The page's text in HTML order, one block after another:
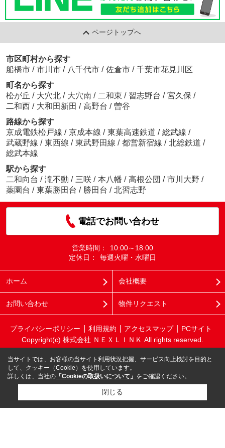
ページトップへ
市区町村から探す
船橋市 / 市川市 / 八千代市 / 佐倉市 / 千葉市花見川区
町名から探す
松が丘 / 大穴北 / 大穴南 / 二和東 / 習志野台 / 宮久保 /
二和西 / 大和田新田 / 高野台 / 曽谷
路線から探す
京成電鉄松戸線 / 京成本線 / 東葉高速鉄道 / 総武線 /
武蔵野線 / 東西線 / 東武野田線 / 都営新宿線 / 北総鉄道 /
総武本線
駅から探す
二和向台 / 滝不動 / 三咲 / 本八幡 / 高根公団 / 市川大野 /
薬園台 / 東葉勝田台 / 勝田台 / 北習志野
電話でお問い合わせ
営業時間：
10:00～18:00
定休日：
毎週火曜・水曜日
ホーム 会社概要
お問い合わせ 物件リクエスト
プライバシーポリシー 利用規約 アクセスマップ
PCサイト
Copyright(c) 株式会社 ＮＥＸＬＩＮＫ All rights reserved.
当サイトでは、お客様の当サイト利用状況把握、サービス向上検討を目的と
して、クッキー（Cookie）を使用しています。
詳しくは、当社の 「Cookieの取扱いについて」 をご確認ください。
閉じる